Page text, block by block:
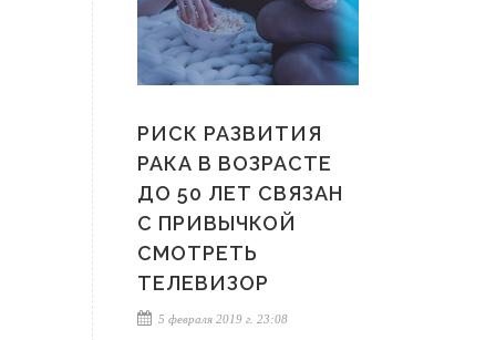
РИСК РАЗВИТИЯ
РАКА В ВОЗРАСТЕ
ДО 50 ЛЕТ СВЯЗАН
С ПРИВЫЧКОЙ
СМОТРЕТЬ
ТЕЛЕВИЗОР
5 февраля 2019 г. 23:08